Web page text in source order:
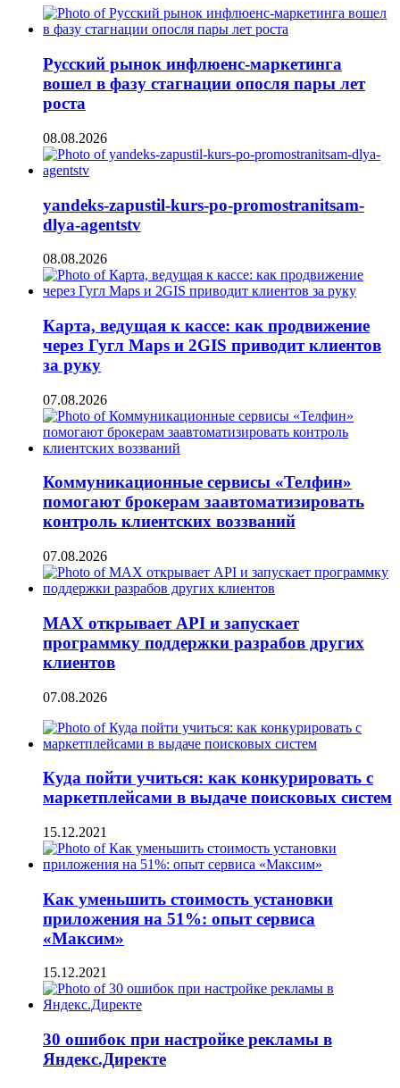
Русский рынок инфлюенс-маркетинга
вошел в фазу стагнации опосля пары лет
роста
08.08.2026
yandeks-zapustil-kurs-po-promostranitsam-
dlya-agentstv
08.08.2026
Карта, ведущая к кассе: как продвижение
через Гугл Maps и 2GIS приводит клиентов
за руку
07.08.2026
Коммуникационные сервисы «Телфин»
помогают брокерам заавтоматизировать
контроль клиентских воззваний
07.08.2026
MAX открывает API и запускает
программку поддержки разрабов других
клиентов
07.08.2026
Куда пойти учиться: как конкурировать с
маркетплейсами в выдаче поисковых систем
15.12.2021
Как уменьшить стоимость установки
приложения на 51%: опыт сервиса
«Максим»
15.12.2021
30 ошибок при настройке рекламы в
Яндекс.Директе